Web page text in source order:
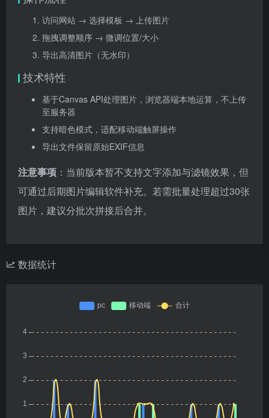
访问网站 → 选择模板 → 上传图片
拖拽调整顺序 → 微调位置/大小
导出高清图片（无水印）
技术特性
基于Canvas API处理图片，浏览器端本地运算，不上传
至服务器
支持暗色模式，适配移动端触屏操作
导出文件保留原始EXIF信息
注意事项 ：当前版本暂不支持文字添加与滤镜效果，但
可通过后期图片编辑软件补充。若需批量处理超过30张
图片，建议分批次拼接后合并。
数据统计